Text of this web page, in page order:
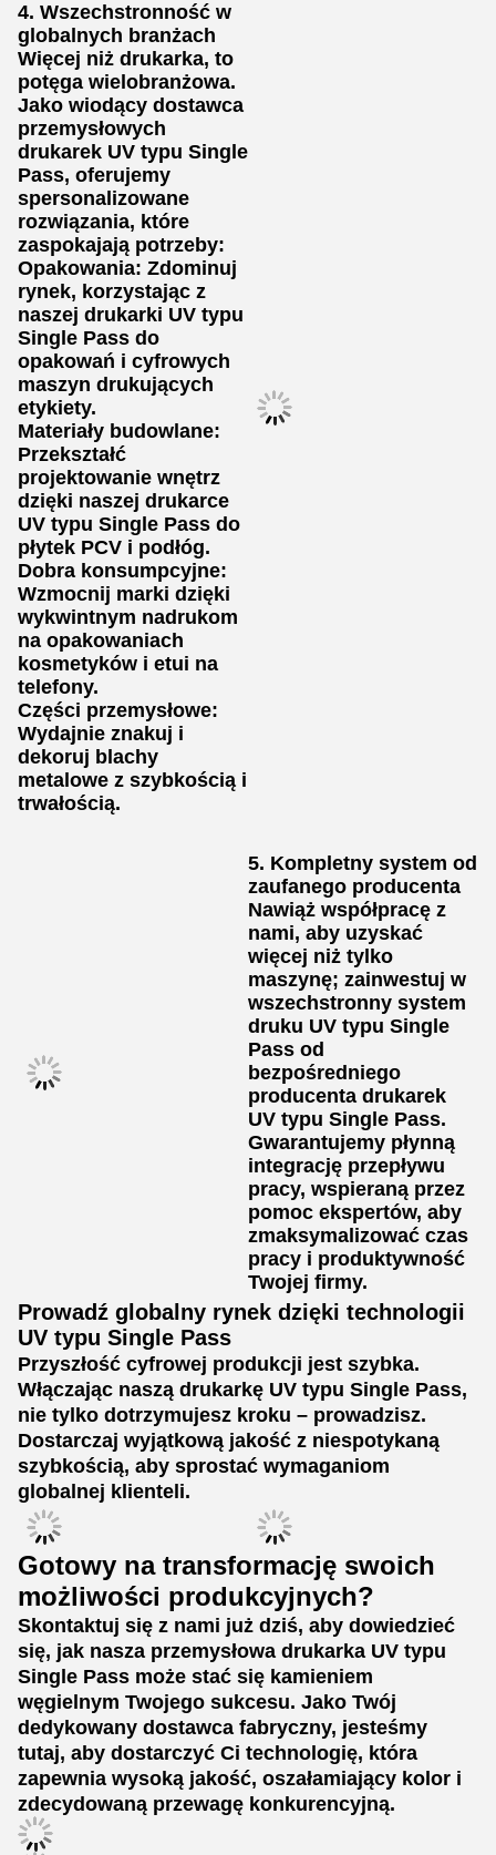
4. Wszechstronność w
globalnych branżach
Więcej niż drukarka, to
potęga wielobranżowa.
Jako wiodący dostawca
przemysłowych
drukarek UV typu Single
Pass, oferujemy
spersonalizowane
rozwiązania, które
zaspokajają potrzeby:
Opakowania: Zdominuj
rynek, korzystając z
naszej drukarki UV typu
Single Pass do
opakowań i cyfrowych
maszyn drukujących
etykiety.
Materiały budowlane:
Przekształć
projektowanie wnętrz
dzięki naszej drukarce
UV typu Single Pass do
płytek PCV i podłóg.
Dobra konsumpcyjne:
Wzmocnij marki dzięki
wykwintnym nadrukom
na opakowaniach
kosmetyków i etui na
telefony.
Części przemysłowe:
Wydajnie znakuj i
dekoruj blachy
metalowe z szybkością i
trwałością.
5. Kompletny system od
zaufanego producenta
Nawiąż współpracę z
nami, aby uzyskać
więcej niż tylko
maszynę; zainwestuj w
wszechstronny system
druku UV typu Single
Pass od
bezpośredniego
producenta drukarek
UV typu Single Pass.
Gwarantujemy płynną
integrację przepływu
pracy, wspieraną przez
pomoc ekspertów, aby
zmaksymalizować czas
pracy i produktywność
Twojej firmy.
Prowadź globalny rynek dzięki technologii
UV typu Single Pass
Przyszłość cyfrowej produkcji jest szybka.
Włączając naszą drukarkę UV typu Single Pass,
nie tylko dotrzymujesz kroku – prowadzisz.
Dostarczaj wyjątkową jakość z niespotykaną
szybkością, aby sprostać wymaganiom
globalnej klienteli.
Gotowy na transformację swoich
możliwości produkcyjnych?
Skontaktuj się z nami już dziś, aby dowiedzieć
się, jak nasza przemysłowa drukarka UV typu
Single Pass może stać się kamieniem
węgielnym Twojego sukcesu. Jako Twój
dedykowany dostawca fabryczny, jesteśmy
tutaj, aby dostarczyć Ci technologię, która
zapewnia wysoką jakość, oszałamiający kolor i
zdecydowaną przewagę konkurencyjną.